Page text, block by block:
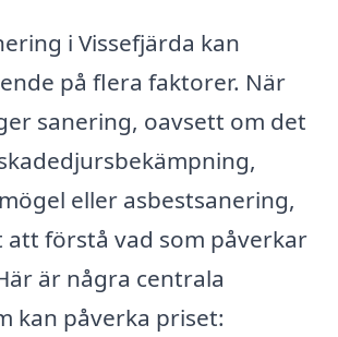
i Vissefjärda kan
på flera faktorer. När
sanering, oavsett om det
eller asbestsanering,
förstå vad som påverkar
är några centrala
kan påverka priset: